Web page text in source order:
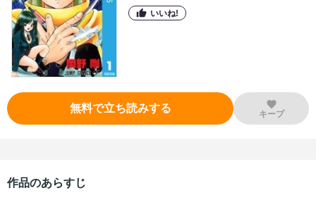
いいね!
無料で立ち読みする キープ
作品のあらすじ